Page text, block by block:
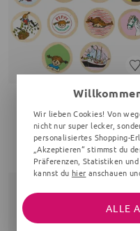
Brettspiel Pippi Langstrumpf
38 Teile,
18,89 €
Wir lieben Cookies! Von
nicht nur super lecker,
personalisiertes Shopping-
„Akzeptieren“ stimmst du
Präferenzen, Statistiken
kannst du hier anschauen
ALLE